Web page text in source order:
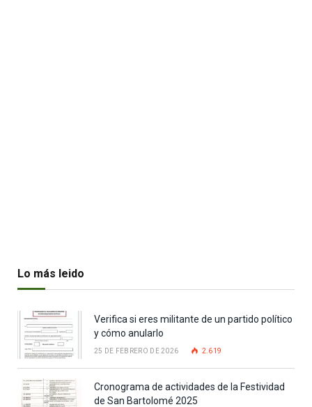
Lo más leido
Verifica si eres militante de un partido político
y cómo anularlo
25 DE FEBRERO DE 2026 2.619
Cronograma de actividades de la Festividad
de San Bartolomé 2025